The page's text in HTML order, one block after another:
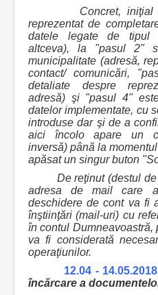
Concret, iniţial
reprezentat de
datele legate de tipul
altceva), la "pasul 2"
municipalitate (adresă,
contact/ comunicări,
detaliate despre
adresă) şi "pasul 4"
datelor implementate, cu
introduse dar şi de a
aici încolo apare un
inversă) până la
apăsat un singur buton
De reţinut (destul de
adresa de mail care
deschidere de cont va fi
înştiinţări (mail-uri) cu
în contul Dumneavoastră,
va fi considerată
operaţiunilor.
12.04 - 14.05.2018
încărcare a